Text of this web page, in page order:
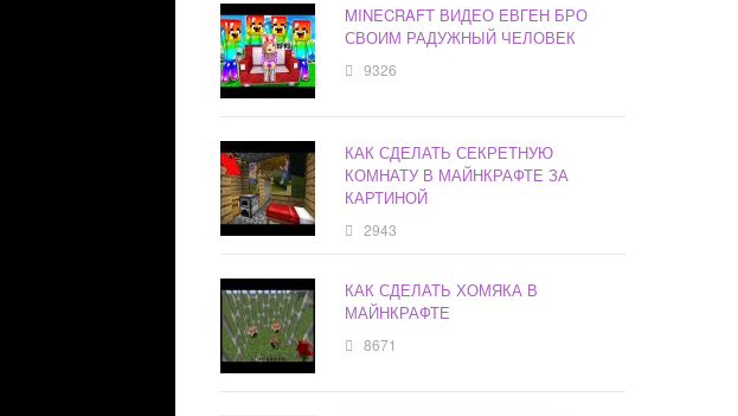
MINECRAFT ВИДЕО ЕВГЕН БРО
СВОИМ РАДУЖНЫЙ ЧЕЛОВЕК
9326
КАК СДЕЛАТЬ СЕКРЕТНУЮ
КОМНАТУ В МАЙНКРАФТЕ ЗА
КАРТИНОЙ
2943
КАК СДЕЛАТЬ ХОМЯКА В
МАЙНКРАФТЕ
8671